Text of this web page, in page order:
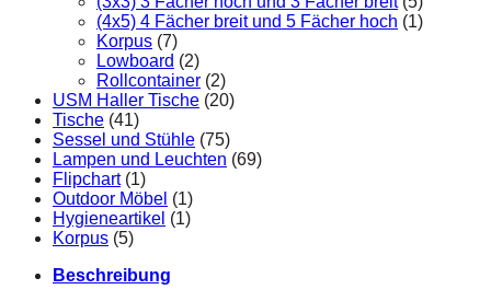
(4x5) 4 Fächer breit und 5 Fächer hoch (1)
Korpus (7)
Lowboard (2)
Rollcontainer (2)
USM Haller Tische (20)
Tische (41)
Sessel und Stühle (75)
Lampen und Leuchten (69)
Flipchart (1)
Outdoor Möbel (1)
Hygieneartikel (1)
Korpus (5)
Beschreibung